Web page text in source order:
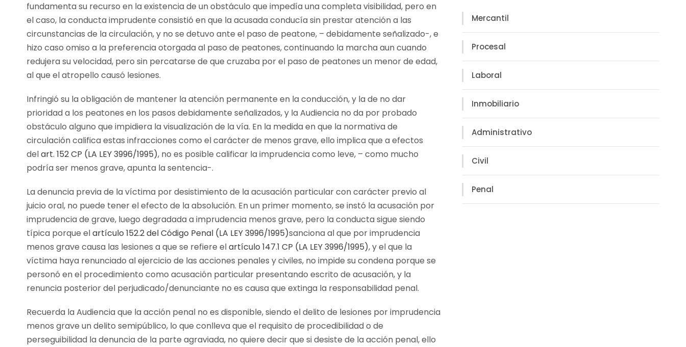
fundamenta su recurso en la existencia de un obstáculo que impedía una completa visibilidad, pero en
el caso, la conducta imprudente consistió en que la acusada conducía sin prestar atención a las
circunstancias de la circulación, y no se detuvo ante el paso de peatone, – debidamente señalizado-, e
hizo caso omiso a la preferencia otorgada al paso de peatones, continuando la marcha aun cuando
redujera su velocidad, pero sin percatarse de que cruzaba por el paso de peatones un menor de edad,
al que el atropello causó lesiones.
Infringió su la obligación de mantener la atención permanente en la conducción, y la de no dar
prioridad a los peatones en los pasos debidamente señalizados, y la Audiencia no da por probado
obstáculo alguno que impidiera la visualización de la vía. En la medida en que la normativa de
circulación califica estas infracciones como el carácter de menos grave, ello implica que a efectos
delart. 152 CP (LA LEY 3996/1995), no es posible calificar la imprudencia como leve, – como mucho
podría ser menos grave, apunta la sentencia-.
La denuncia previa de la víctima por desistimiento de la acusación particular con carácter previo al
juicio oral, no puede tener el efecto de la absolución. En un primer momento, se instó la acusación por
imprudencia de grave, luego degradada a imprudencia menos grave, pero la conducta sigue siendo
típica porque elartículo 152.2 del Código Penal (LA LEY 3996/1995)sanciona al que por imprudencia
menos grave causa las lesiones a que se refiere elartículo 147.1 CP (LA LEY 3996/1995), y el que la
víctima haya renunciado al ejercicio de las acciones penales y civiles, no impide su condena porque se
personó en el procedimiento como acusación particular presentando escrito de acusación, y la
renuncia posterior del perjudicado/denunciante no es causa que extinga la responsabilidad penal.
Recuerda la Audiencia que la acción penal no es disponible, siendo el delito de lesiones por imprudencia
menos grave un delito semipúblico, lo que conlleva que el requisito de procedibilidad o de
perseguibilidad la denuncia de la parte agraviada, no quiere decir que si desiste de la acción penal, ello
Mercantil
Procesal
Laboral
Inmobiliario
Administrativo
Civil
Penal